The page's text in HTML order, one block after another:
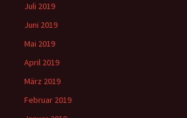
Juli 2019
Juni 2019
Mai 2019
April 2019
März 2019
Februar 2019